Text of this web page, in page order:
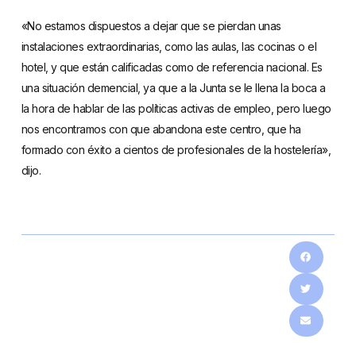
«No estamos dispuestos a dejar que se pierdan unas
instalaciones extraordinarias, como las aulas, las cocinas o el
hotel, y que están calificadas como de referencia nacional. Es
una situación demencial, ya que a la Junta se le llena la boca a
la hora de hablar de las políticas activas de empleo, pero luego
nos encontramos con que abandona este centro, que ha
formado con éxito a cientos de profesionales de la hostelería»,
dijo.